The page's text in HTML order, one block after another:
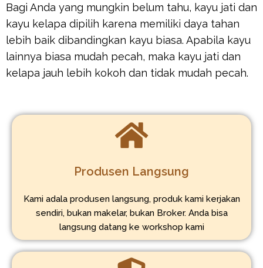
Bagi Anda yang mungkin belum tahu, kayu jati dan
kayu kelapa dipilih karena memiliki daya tahan
lebih baik dibandingkan kayu biasa. Apabila kayu
lainnya biasa mudah pecah, maka kayu jati dan
kelapa jauh lebih kokoh dan tidak mudah pecah.
Produsen Langsung
Kami adala produsen langsung, produk kami kerjakan
sendiri, bukan makelar, bukan Broker. Anda bisa
langsung datang ke workshop kami